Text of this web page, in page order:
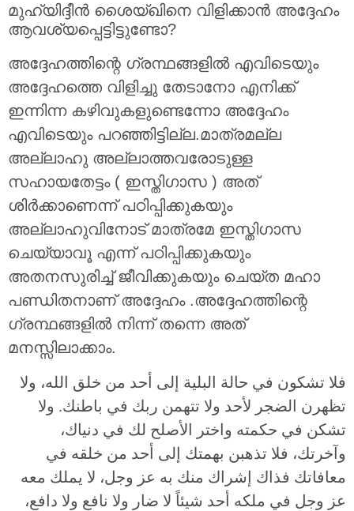
മുഹ്‌യിദ്ദീന്‍ ശൈയ്ഖിനെ വിളിക്കാന്‍ അദ്ദേഹം
ആവശ്യപ്പെട്ടിട്ടുണ്ടോ?
അദ്ദേഹത്തിന്റെ ഗ്രന്ഥങ്ങളില്‍ എവിടെയും
അദ്ദേഹത്തെ വിളിച്ചു തേടാനോ എനിക്ക്
ഇന്നിന്ന കഴിവുകളുണ്ടെന്നോ അദ്ദേഹം
എവിടെയും പറഞ്ഞിട്ടില്ല.മാത്രമല്ല
അല്ലാഹു അല്ലാത്തവരോടുള്ള
സഹായതേട്ടം ( ഇസ്തിഗാസ ) അത്
ശിര്‍ക്കാണെന്ന് പഠിപ്പിക്കുകയും
അല്ലാഹുവിനോട് മാത്രമേ ഇസ്തിഗാസ
ചെയ്യാവൂ എന്ന് പഠിപ്പിക്കുകയും
അതനസുരിച്ച് ജീവിക്കുകയും ചെയ്ത മഹാ
പണ്ഡിതനാണ് അദ്ദേഹം .അദ്ദേഹത്തിന്റെ
ഗ്രന്ഥങ്ങളില്‍ നിന്ന് തന്നെ അത്
മനസ്സിലാക്കാം.
فلا تشكون في حالة البلية إلى أحد من خلق الله، ولا
تظهرن الضجر لأحد ولا تتهمن ربك في باطنك. ولا
تشكن في حكمته واختر الأصلح لك في دنياك،
وآخرتك، فلا تذهبن بهمتك إلى أحد من خلقه في
معافاتك فذاك إشراك منك به عز وجل، لا يملك معه
عز وجل في ملكه أحد شيئاً لا ضار ولا نافع ولا دافع،